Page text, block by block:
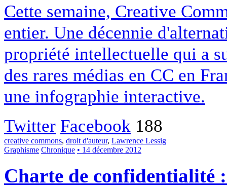
Cette semaine, Creative
entier. Une décennie
propriété intellectuelle qui a
des rares médias en CC en
une infographie interactive.
Twitter Facebook 188
creative commons, droit d'auteur, Lawrence Lessig
Graphisme Chronique • 14 décembre 2012
Charte de confidentialité